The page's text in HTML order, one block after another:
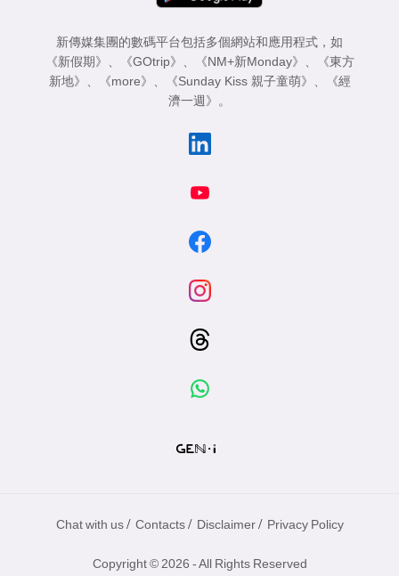
新傳媒集團的數碼平台包括多個網站和應用程式，如
《新假期》
《GOtrip》 《NM+新Monday》
《東方
新地》
《more》 《Sunday Kiss 親子童萌》
《經
濟一週》
。
Chat with us / Contacts / Disclaimer / Privacy Policy
Copyright © 2026 - All Rights Reserved